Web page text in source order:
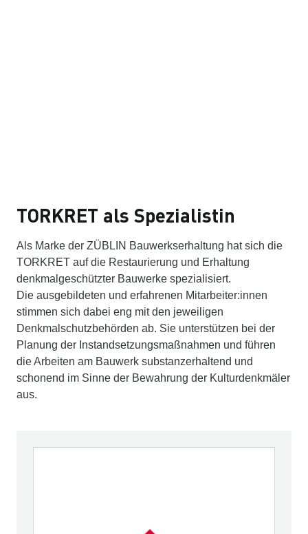
TORKRET als Spezialistin
Als Marke der ZÜBLIN Bauwerkserhaltung hat sich die
TORKRET auf die Restaurierung und Erhaltung
denkmalgeschützter Bauwerke spezialisiert.
Die ausgebildeten und erfahrenen Mitarbeiter:innen
stimmen sich dabei eng mit den jeweiligen
Denkmalschutzbehörden ab. Sie unterstützen bei der
Planung der Instandsetzungsmaßnahmen und führen
die Arbeiten am Bauwerk substanzerhaltend und
schonend im Sinne der Bewahrung der Kulturdenkmäler
aus.